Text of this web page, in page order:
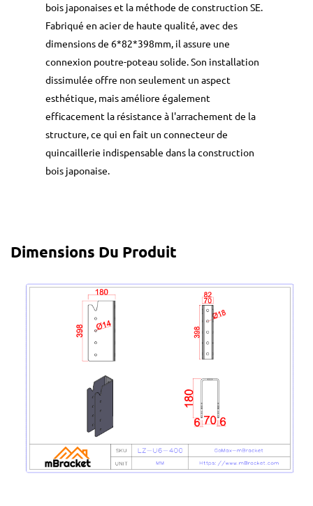
bois japonaises et la méthode de construction SE.
Fabriqué en acier de haute qualité, avec des
dimensions de 6*82*398mm, il assure une
connexion poutre-poteau solide. Son installation
dissimulée offre non seulement un aspect
esthétique, mais améliore également
efficacement la résistance à l'arrachement de la
structure, ce qui en fait un connecteur de
quincaillerie indispensable dans la construction
bois japonaise.
Dimensions Du Produit